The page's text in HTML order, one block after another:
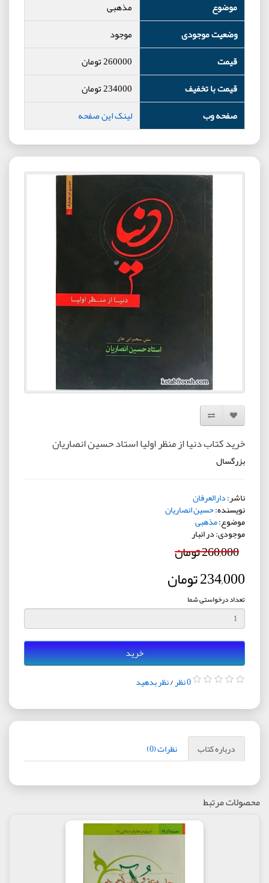
موضوع
مذهبی
وضعیت موجودی
موجود
قیمت
260000تومان
قیمت با تخفیف
234000تومان
صفحه وب
لینک این صفحه
افزودن به لیست دلخواه
مقایسه این محصول
خرید کتاب دنیا از منظر اولیا استاد حسین انصاریان
بزرگسال
ناشر:دارالعرفان
نویسنده:حسین انصاریان
موضوع:مذهبی
موجودی: در انبار
260,000 تومان
234,000 تومان
تعداد درخواستی شما
خرید
0 نظر /نظر بدهید
درباره کتاب نظرات (0)
محصولات مرتبط